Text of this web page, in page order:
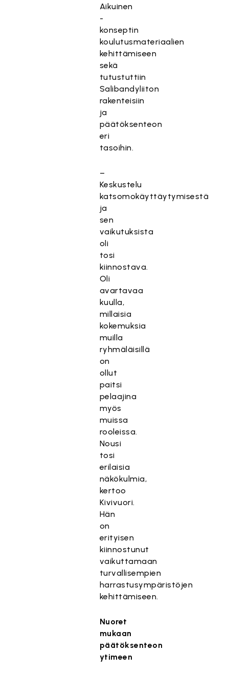
Aikuinen
-
konseptin
koulutusmateriaalien
kehittämiseen
sekä
tutustuttiin
Salibandyliiton
rakenteisiin
ja
päätöksenteon
eri
tasoihin.
–
Keskustelu
katsomokäyttäytymisestä
ja
sen
vaikutuksista
oli
tosi
kiinnostava.
Oli
avartavaa
kuulla,
millaisia
kokemuksia
muilla
ryhmäläisillä
on
ollut
paitsi
pelaajina
myös
muissa
rooleissa.
Nousi
tosi
erilaisia
näkökulmia,
kertoo
Kivivuori.
Hän
on
erityisen
kiinnostunut
vaikuttamaan
turvallisempien
harrastusympäristöjen
kehittämiseen.
Nuoret
mukaan
päätöksenteon
ytimeen